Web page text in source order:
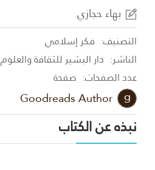
بهاء حجازي
التصنيف: فكر إسلامي
الناشر: دار البشير للثقافة والعلوم
عدد الصفحات: صفحة
Goodreads Author
نبذه عن الكتاب